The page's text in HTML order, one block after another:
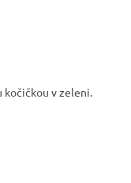
kočičkou v zeleni.